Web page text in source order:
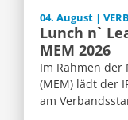
04. August |
Lunch n`
MEM 2026
Im Rahmen
(MEM) lädt der
am